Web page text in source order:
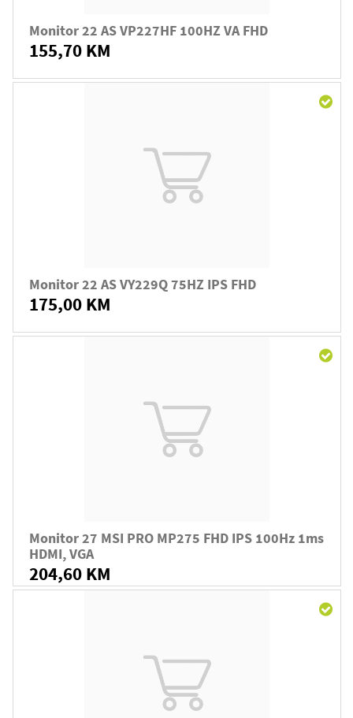
Monitor 22 AS VP227HF 100HZ VA FHD
155,70 KM
Monitor 22 AS VY229Q 75HZ IPS FHD
175,00 KM
Monitor 27 MSI PRO MP275 FHD IPS 100Hz 1ms
HDMI, VGA
204,60 KM